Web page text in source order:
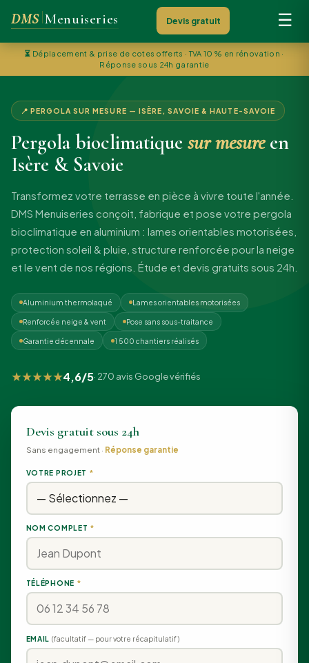
DMS Menuiseries Devis gratuit ☰
⏳ Déplacement & prise de cotes offerts · TVA 10 % en rénovation ·
Réponse sous 24h garantie
📍 PERGOLA SUR MESURE — ISÈRE, SAVOIE & HAUTE-SAVOIE
Pergola bioclimatique sur mesureen
Isère & Savoie
Transformez votre terrasse en pièce à vivre toute l'année.
DMS Menuiseries conçoit, fabrique et pose votre pergola
bioclimatique en aluminium : lames orientables motorisées,
protection soleil & pluie, structure renforcée pour la neige
et le vent de nos régions. Étude et devis gratuits sous 24h.
Aluminium thermolaqué Lames orientables motorisées
Renforcée neige & vent Pose sans sous-traitance
Garantie décennale 1 500 chantiers réalisés
★★★★★4,6/5· 270 avis Google vérifiés
Devis gratuit sous 24h
Sans engagement · Réponse garantie
VOTRE PROJET *
NOM COMPLET *
TÉLÉPHONE *
EMAIL (facultatif — pour votre récapitulatif)